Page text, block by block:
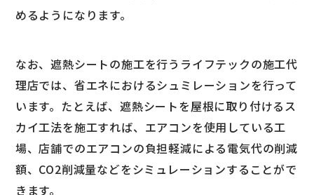
めるようになります。
なお、遮熱シートの施工を行うライフテックの施工代
理店では、省エネにおけるシュミレーションを行って
います。たとえば、遮熱シートを屋根に取り付けるス
カイ工法を施工すれば、エアコンを使用している工
場、店舗でのエアコンの負担軽減による電気代の削減
額、CO2削減量などをシミュレーションすることがで
きます。